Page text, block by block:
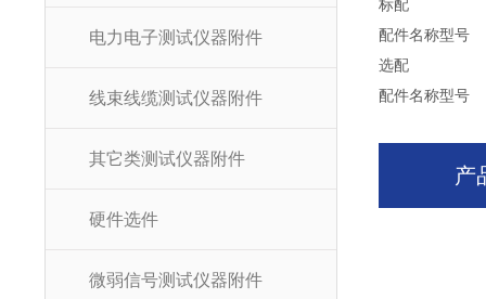
电力电子测试仪器附件
线束线缆测试仪器附件
其它类测试仪器附件
硬件选件
微弱信号测试仪器附件
标配
配件名称型号
选配
配件名称型号
产